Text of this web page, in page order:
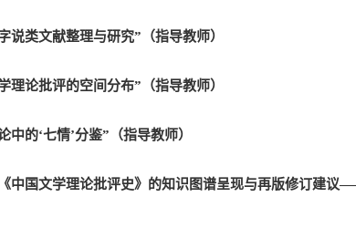
类文献整理与研究”（指导教师）
论批评的空间分布”（指导教师）
的‘七情’分鉴”（指导教师）
中国文学理论批评史》的知识图谱呈现与再版修订建议